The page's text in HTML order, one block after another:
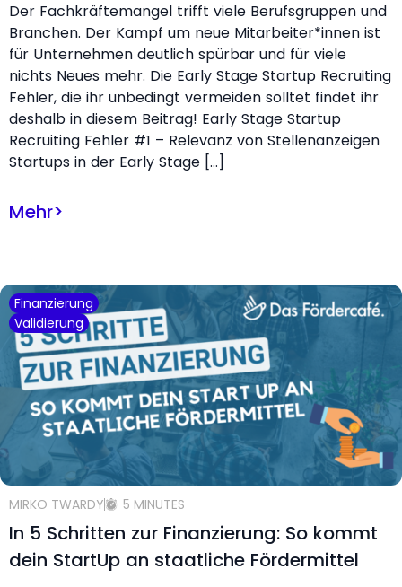
Der Fachkräftemangel trifft viele Berufsgruppen und
Branchen. Der Kampf um neue Mitarbeiter*innen ist
für Unternehmen deutlich spürbar und für viele
nichts Neues mehr. Die Early Stage Startup Recruiting
Fehler, die ihr unbedingt vermeiden solltet findet ihr
deshalb in diesem Beitrag! Early Stage Startup
Recruiting Fehler #1 – Relevanz von Stellenanzeigen
Startups in der Early Stage […]
Mehr>
Finanzierung
Validierung
MIRKO TWARDY 5 MINUTES
In 5 Schritten zur Finanzierung: So kommt
dein StartUp an staatliche Fördermittel